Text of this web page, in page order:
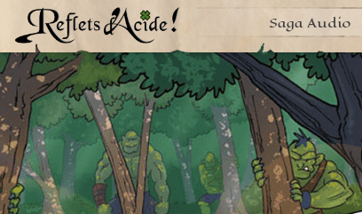
Aller
au
contenu
Saga Audio